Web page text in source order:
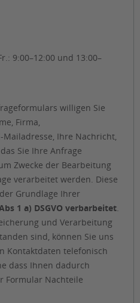
9:00–12:00 und 13:00–
willigen Sie
Firma,
Mailadresse, Ihre Nachricht,
Sie Ihre Anfrage
Zwecke der Bearbeitung
verarbeitet werden. Diese
Grundlage Ihrer
1 a) DSGVO verbarbeitet.
und Verarbeitung
sind, können Sie uns
Kontaktdaten telefonisch
dass Ihnen dadurch
Formular Nachteile